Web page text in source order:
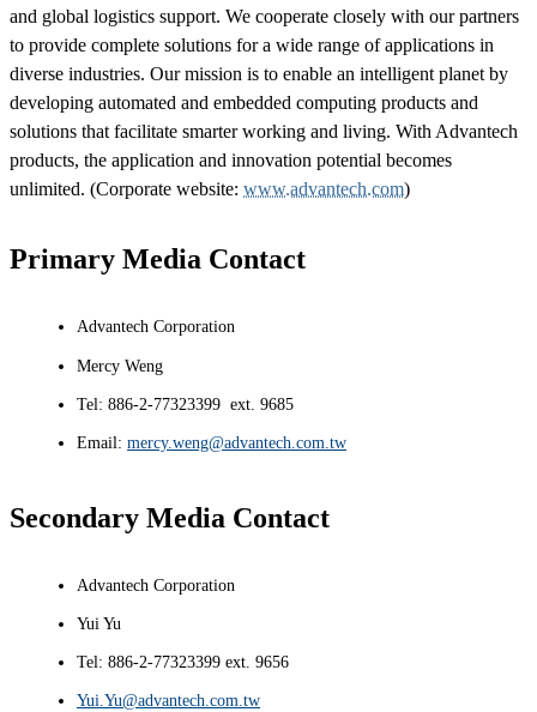
and global logistics support. We cooperate closely with our partners
to provide complete solutions for a wide range of applications in
diverse industries. Our mission is to enable an intelligent planet by
developing automated and embedded computing products and
solutions that facilitate smarter working and living. With Advantech
products, the application and innovation potential becomes
unlimited. (Corporate website: www.advantech.com)
Primary Media Contact
Advantech Corporation
Mercy Weng
Tel: 886-2-77323399 ext. 9685
Email: mercy.weng@advantech.com.tw
Secondary Media Contact
Advantech Corporation
Yui Yu
Tel: 886-2-77323399 ext. 9656
Yui.Yu@advantech.com.tw